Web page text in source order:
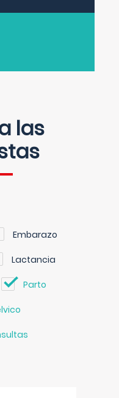
las
Embarazo
Lactancia
Parto